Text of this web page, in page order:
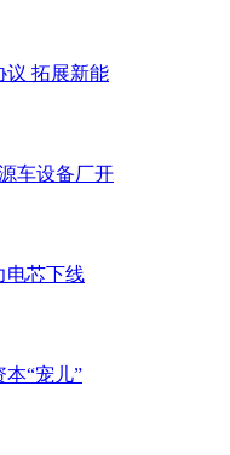
议 拓展新能
车设备厂开
电芯下线
“宠儿”